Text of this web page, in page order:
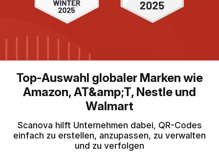
Top-Auswahl globaler Marken wie
Amazon, AT&amp;T, Nestle und
Walmart
Scanova hilft Unternehmen dabei, QR-Codes
einfach zu erstellen, anzupassen, zu verwalten
und zu verfolgen